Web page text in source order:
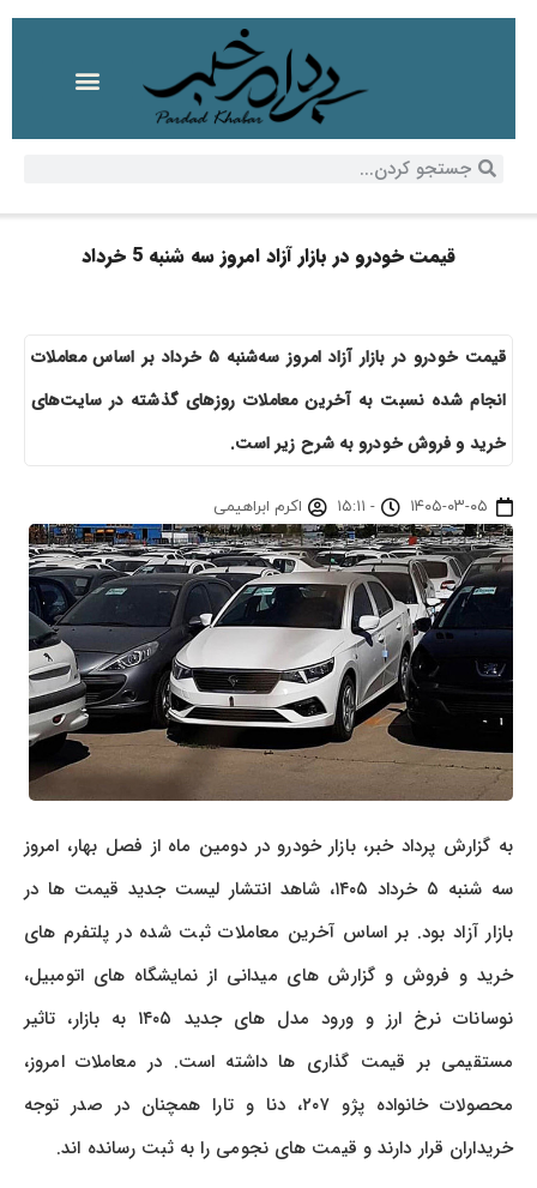
قیمت خودرو در بازار آزاد امروز سه شنبه 5 خرداد
قیمت خودرو در بازار آزاد امروز سه‌شنبه ۵ خرداد بر اساس معاملات
انجام شده نسبت به آخرین معاملات روز‌های گذشته در سایت‌های
خرید و فروش خودرو به شرح زیر است.
۱۴۰۵-۰۳-۰۵ - ۱۵:۱۱ اکرم ابراهیمی
به گزارش پرداد خبر، بازار خودرو در دومین ماه از فصل بهار، امروز
سه شنبه ۵ خرداد ۱۴۰۵، شاهد انتشار لیست جدید قیمت ها در
بازار آزاد بود. بر اساس آخرین معاملات ثبت شده در پلتفرم های
خرید و فروش و گزارش های میدانی از نمایشگاه های اتومبیل،
نوسانات نرخ ارز و ورود مدل های جدید ۱۴۰۵ به بازار، تاثیر
مستقیمی بر قیمت گذاری ها داشته است. در معاملات امروز،
محصولات خانواده پژو ۲۰۷، دنا و تارا همچنان در صدر توجه
خریداران قرار دارند و قیمت های نجومی را به ثبت رسانده اند.